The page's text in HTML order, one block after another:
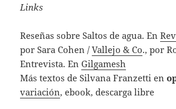
Links
Reseñas sobre Saltos de agua. En
por Sara Cohen /Vallejo & Co., por
Entrevista. EnGilgamesh
Más textos de Silvana Franzetti en
variación, ebook, descarga libre